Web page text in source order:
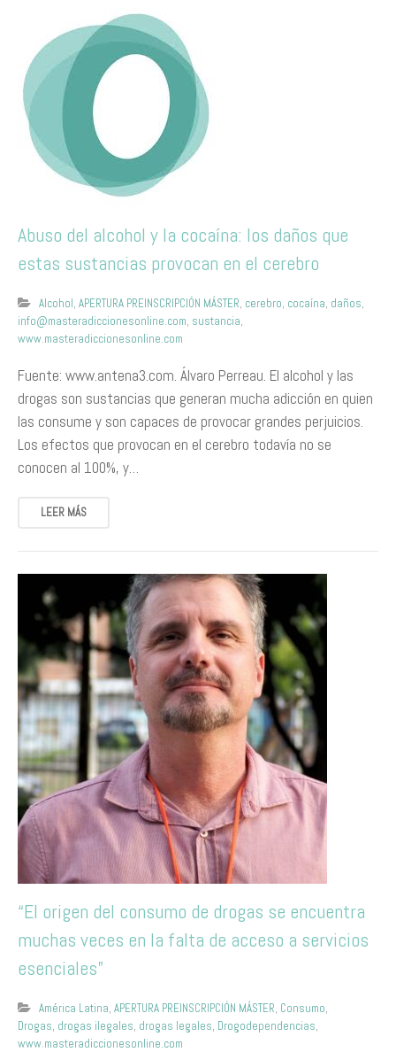
Abuso del alcohol y la cocaína: los daños que
estas sustancias provocan en el cerebro
Alcohol, APERTURA PREINSCRIPCIÓN MÁSTER, cerebro, cocaína, daños,
info@masteradiccionesonline.com, sustancia,
www.masteradiccionesonline.com
Fuente: www.antena3.com. Álvaro Perreau. El alcohol y las
drogas son sustancias que generan mucha adicción en quien
las consume y son capaces de provocar grandes perjuicios.
Los efectos que provocan en el cerebro todavía no se
conocen al 100%, y…
LEER MÁS
“El origen del consumo de drogas se encuentra
muchas veces en la falta de acceso a servicios
esenciales”
América Latina, APERTURA PREINSCRIPCIÓN MÁSTER, Consumo,
Drogas, drogas ilegales, drogas legales, Drogodependencias,
www.masteradiccionesonline.com